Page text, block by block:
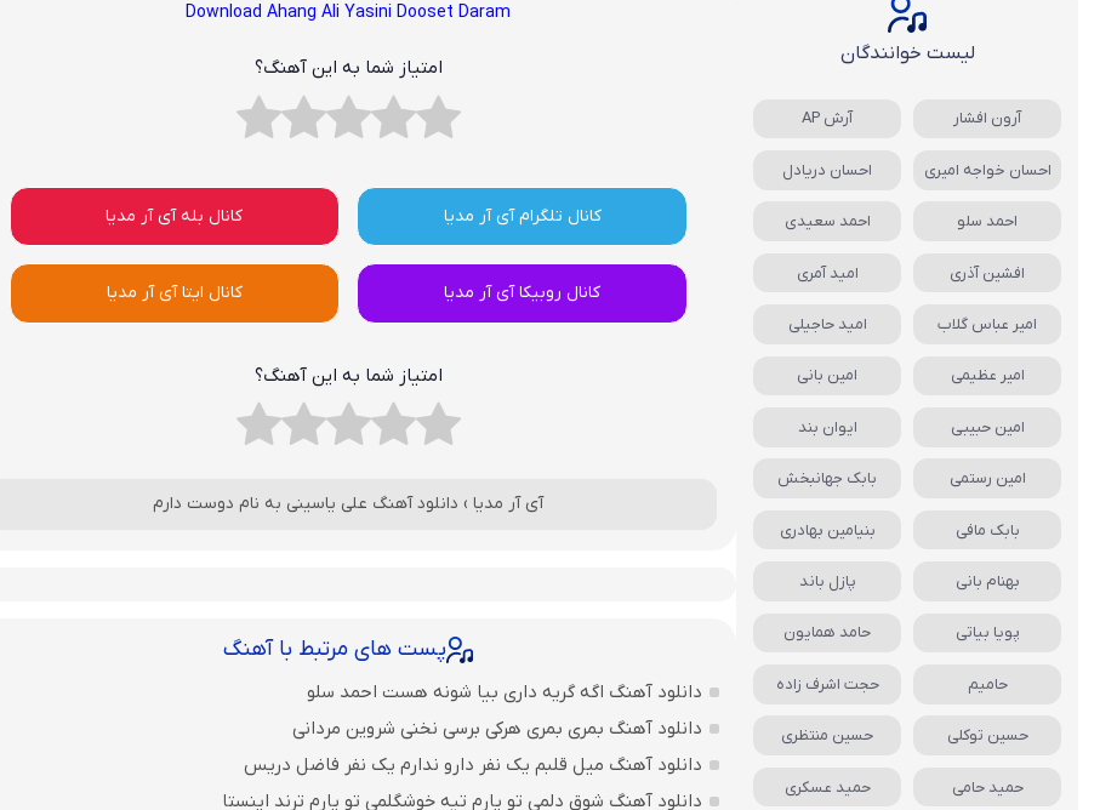
Download Ahang Ali Yasini Dooset Daram
امتیاز شما به این آهنگ؟
کانال تلگرام آی آر مدیا کانال بله آی آر مدیا
کانال روبیکا آی آر مدیا کانال ایتا آی آر مدیا
امتیاز شما به این آهنگ؟
آی آر مدیا › دانلود آهنگ علی یاسینی به نام دوست دارم
پست های مرتبط با آهنگ
دانلود آهنگ اگه گریه داری بیا شونه هست احمد سلو
دانلود آهنگ بمری بمری هرکی برسی نخنی شروین مردانی
دانلود آهنگ میل قلبم یک نفر دارو ندارم یک نفر فاضل دریس
دانلود آهنگ شوق دلمی تو یارم تیه خوشگلمی تو یارم ترند اینستا
لیست خوانندگان
آرون افشار آرش AP
احسان خواجه امیری احسان دریادل
احمد سلو احمد سعیدی
افشین آذری امید آمری
امیر عباس گلاب امید حاجیلی
امیر عظیمی امین بانی
امین حبیبی ایوان بند
امین رستمی بابک جهانبخش
بابک مافی بنیامین بهادری
بهنام بانی پازل باند
پویا بیاتی حامد همایون
حامیم حجت اشرف زاده
حسین توکلی حسین منتظری
حمید حامی حمید عسکری